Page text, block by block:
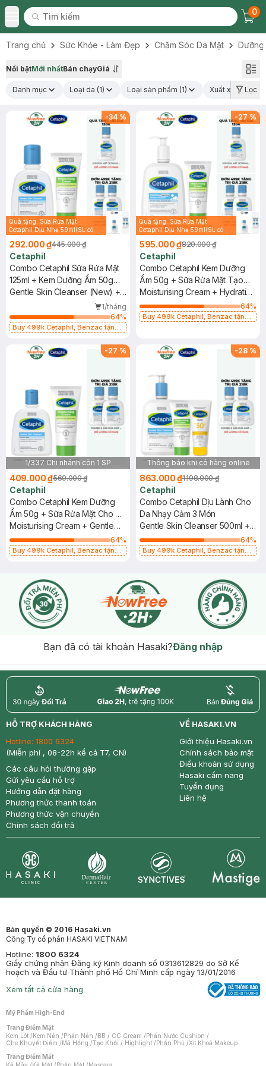
Toggle Menu
Tìm kiếm
Tìm kiếm
0
Trang chủ Sức Khỏe - Làm Đẹp Chăm Sóc Da Mặt Dưỡng
Nổi bậtMới nhấtBán chạyGiá
Danh mục Loại da (1) Loại sản phẩm (1) Xuất xứ thương
Lọc
-34 %
Quà tặng: Sữa Rửa Mặt
Cetaphil Dịu Nhẹ 59ml(SL có
292.000 ₫445.000 ₫
Cetaphil
Combo Cetaphil Sữa Rửa Mặt
125ml + Kem Dưỡng Ẩm 50g
Dịu Lành Cho Da Nhạy Cảm
Gentle Skin Cleanser (New) +
1/tháng
64%
Buy 499k Cetaphil, Benzac tặng
-27 %
Quà tặng: Sữa Rửa Mặt
Cetaphil Dịu Nhẹ 59ml(SL có
595.000 ₫820.000 ₫
Cetaphil
Combo Cetaphil Kem Dưỡng
Ẩm 50g + Sữa Rửa Mặt Tạo
Bọt Cho Da Nhạy Cảm 473ml
Moisturising Cream + Hydrating
Foaming Cream Cleanser
64%
Buy 499k Cetaphil, Benzac tặng
-27 %
1/337 Chi nhánh còn 1 SP
409.000 ₫560.000 ₫
Cetaphil
Combo Cetaphil Kem Dưỡng
Ẩm 50g + Sữa Rửa Mặt Cho Da
Nhạy Cảm 250ml (Mới)
Moisturising Cream + Gentle
Skin Cleanser (New)
64%
Buy 499k Cetaphil, Benzac tặng
-28 %
Thông báo khi có hàng online
863.000 ₫1.198.000 ₫
Cetaphil
Combo Cetaphil Dịu Lành Cho
Da Nhạy Cảm 3 Món
Gentle Skin Cleanser 500ml +
Moisturising Cream 50g + Sun
SPF 50+ Light Gel 50ml
64%
Buy 499k Cetaphil, Benzac tặng
Bạn đã có tài khoản Hasaki?Đăng nhập
return nowfree price
HỖ TRỢ KHÁCH HÀNG
Hotline: 1800 6324
(Miễn phí , 08-22h kể cả T7, CN)
Các câu hỏi thường gặp
Gửi yêu cầu hỗ trợ
Hướng dẫn đặt hàng
Phương thức thanh toán
Phương thức vận chuyển
Chính sách đổi trả
VỀ HASAKI.VN
Giới thiệu Hasaki.vn
Chính sách bảo mật
Điều khoản sử dụng
Hasaki cẩm nang
Tuyển dụng
Liên hệ
Bản quyền © 2016 Hasaki.vn
Công Ty cổ phần HASAKI VIETNAM
Hotline: 1800 6324
Giấy chứng nhận Đăng ký Kinh doanh số 0313612829 do Sở Kế
hoạch và Đầu tư Thành phố Hồ Chí Minh cấp ngày 13/01/2016
Xem tất cả cửa hàng
Mỹ Phẩm High-End
Trang Điểm Mặt
Kem Lót /Kem Nền /Phấn Nền /BB / CC Cream /Phấn Nước Cushion /
Che Khuyết Điểm /Má Hồng /Tạo Khối / Highlight /Phấn Phủ /Xịt Khoá Makeup
Trang Điểm Mắt